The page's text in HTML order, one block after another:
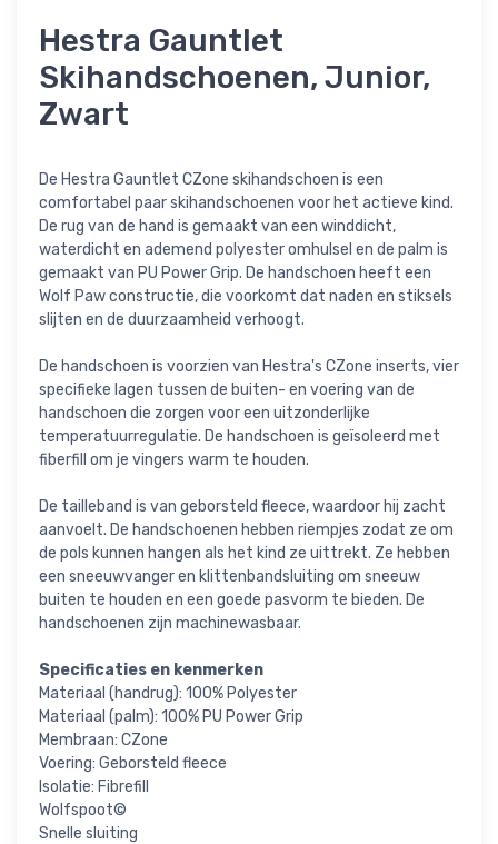
Hestra Gauntlet
Skihandschoenen, Junior,
Zwart
De Hestra Gauntlet CZone skihandschoen is een
comfortabel paar skihandschoenen voor het actieve kind.
De rug van de hand is gemaakt van een winddicht,
waterdicht en ademend polyester omhulsel en de palm is
gemaakt van PU Power Grip. De handschoen heeft een
Wolf Paw constructie, die voorkomt dat naden en stiksels
slijten en de duurzaamheid verhoogt.
De handschoen is voorzien van Hestra's CZone inserts, vier
specifieke lagen tussen de buiten- en voering van de
handschoen die zorgen voor een uitzonderlijke
temperatuurregulatie. De handschoen is geïsoleerd met
fiberfill om je vingers warm te houden.
De tailleband is van geborsteld fleece, waardoor hij zacht
aanvoelt. De handschoenen hebben riempjes zodat ze om
de pols kunnen hangen als het kind ze uittrekt. Ze hebben
een sneeuwvanger en klittenbandsluiting om sneeuw
buiten te houden en een goede pasvorm te bieden. De
handschoenen zijn machinewasbaar.
Specificaties en kenmerken
Materiaal (handrug): 100% Polyester
Materiaal (palm): 100% PU Power Grip
Membraan: CZone
Voering: Geborsteld fleece
Isolatie: Fibrefill
Wolfspoot©
Snelle sluiting